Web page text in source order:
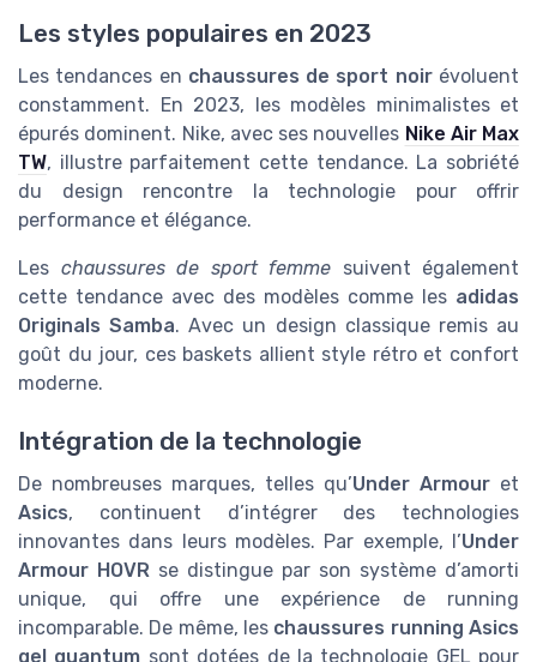
Les styles populaires en 2023
Les tendances en chaussures de sport noirévoluent
constamment. En 2023, les modèles minimalistes et
épurés dominent. Nike, avec ses nouvelles Nike Air Max
TW, illustre parfaitement cette tendance. La sobriété
du design rencontre la technologie pour offrir
performance et élégance.
Les chaussures de sport femme suivent également
cette tendance avec des modèles comme les adidas
Originals Samba. Avec un design classique remis au
goût du jour, ces baskets allient style rétro et confort
moderne.
Intégration de la technologie
De nombreuses marques, telles qu’Under Armour et
Asics, continuent d’intégrer des technologies
innovantes dans leurs modèles. Par exemple, l’Under
Armour HOVR se distingue par son système d’amorti
unique, qui offre une expérience de running
incomparable. De même, les chaussures running Asics
gel quantum sont dotées de la technologie GEL pour